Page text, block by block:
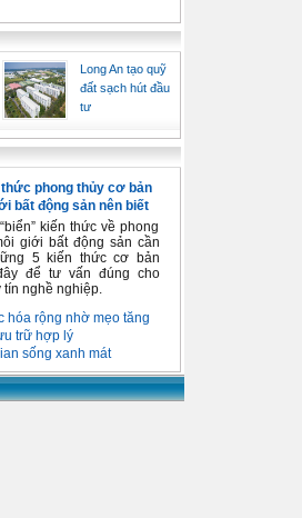
Long An tạo quỹ
đất sạch hút đầu
tư
phong thủy cơ bản
bất động sản nên biết
kiến thức về phong
giới bất động sản cần
5 kiến thức cơ bản
để tư vấn đúng cho
tín nghề nghiệp.
hóa rộng nhờ mẹo tăng
trữ hợp lý
sống xanh mát